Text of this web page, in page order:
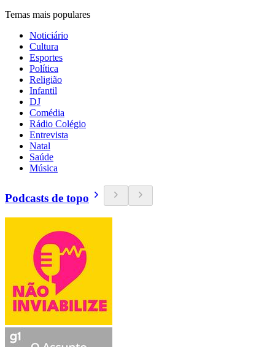
Temas mais populares
Noticiário
Cultura
Esportes
Política
Religião
Infantil
DJ
Comédia
Rádio Colégio
Entrevista
Natal
Saúde
Música
Podcasts de topo